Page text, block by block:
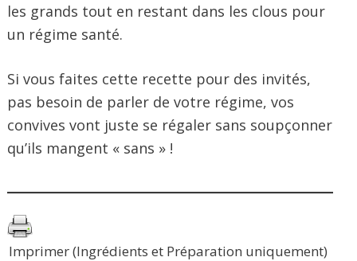
les grands tout en restant dans les clous pour
un régime santé.
Si vous faites cette recette pour des invités,
pas besoin de parler de votre régime, vos
convives vont juste se régaler sans soupçonner
qu’ils mangent « sans » !
Imprimer (Ingrédients et Préparation uniquement)